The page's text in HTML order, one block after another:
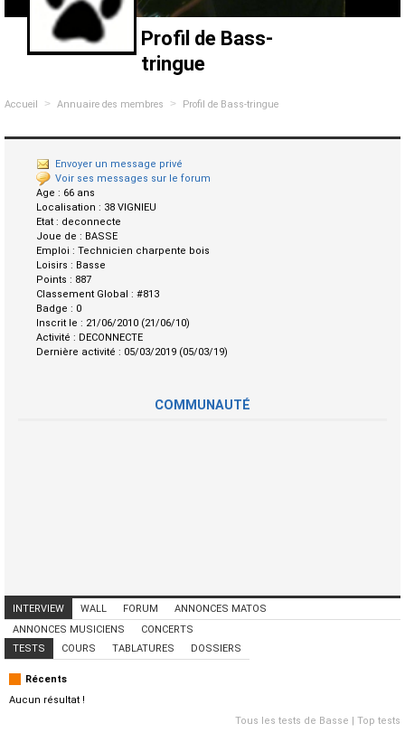
Profil de Bass-
tringue
Accueil > Annuaire des membres > Profil de Bass-tringue
Envoyer un message privé
Voir ses messages sur le forum
Age : 66 ans
Localisation : 38 VIGNIEU
Etat : deconnecte
Joue de : BASSE
Emploi : Technicien charpente bois
Loisirs : Basse
Points : 887
Classement Global : #813
Badge : 0
Inscrit le : 21/06/2010 (21/06/10)
Activité : DECONNECTE
Dernière activité : 05/03/2019 (05/03/19)
COMMUNAUTÉ
INTERVIEW WALL FORUM
ANNONCES MATOS
ANNONCES MUSICIENS
CONCERTS
TESTS
COURS TABLATURES DOSSIERS
Récents
Aucun résultat !
Tous les tests de Basse
Top tests